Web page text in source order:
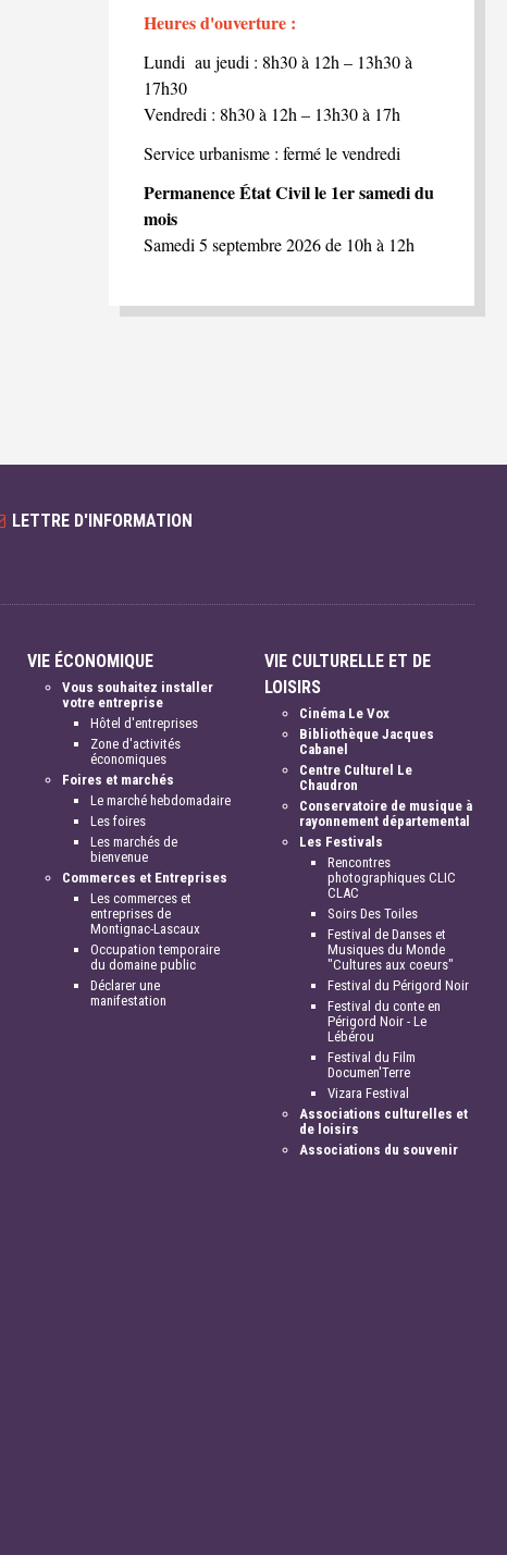
Heures d'ouverture :
Lundi au jeudi : 8h30 à 12h – 13h30 à
17h30
Vendredi : 8h30 à 12h – 13h30 à 17h
Service urbanisme : fermé le vendredi
Permanence État Civil le 1er samedi du
mois
Samedi 5 septembre 2026 de 10h à 12h
LETTRE D'INFORMATION
VIE ÉCONOMIQUE
Vous souhaitez installer
votre entreprise
Hôtel d'entreprises
Zone d'activités
économiques
Foires et marchés
Le marché hebdomadaire
Les foires
Les marchés de
bienvenue
Commerces et Entreprises
Les commerces et
entreprises de
Montignac-Lascaux
Occupation temporaire
du domaine public
Déclarer une
manifestation
VIE CULTURELLE ET DE
LOISIRS
Cinéma Le Vox
Bibliothèque Jacques
Cabanel
Centre Culturel Le
Chaudron
Conservatoire de musique à
rayonnement départemental
Les Festivals
Rencontres
photographiques CLIC
CLAC
Soirs Des Toiles
Festival de Danses et
Musiques du Monde
"Cultures aux coeurs"
Festival du Périgord Noir
Festival du conte en
Périgord Noir - Le
Lébérou
Festival du Film
Documen'Terre
Vizara Festival
Associations culturelles et
de loisirs
Associations du souvenir